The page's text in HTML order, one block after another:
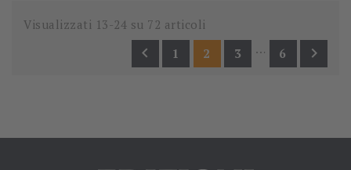
Visualizzati 13-24 su 72 articoli
 1 2 3 … 6 